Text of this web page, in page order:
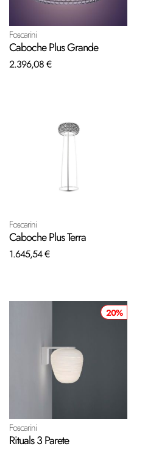
Foscarini
Caboche Plus Grande
2.396,08 €
Foscarini
Caboche Plus Terra
1.645,54 €
20%
Foscarini
Rituals 3 Parete